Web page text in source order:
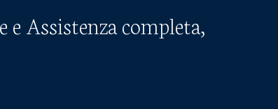
e Assistenza completa,